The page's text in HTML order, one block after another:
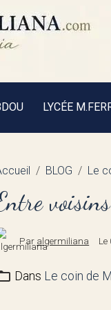
LYCÉE
BLOG Le
voisins
Par algermiliana
Dans Le coin de